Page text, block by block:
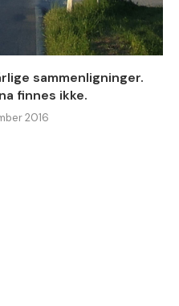
sammenligninger.
finnes ikke.
2016